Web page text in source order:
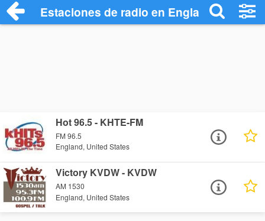
Estaciones de radio en England -
Hot 96.5 - KHTE-FM
FM 96.5
England, United States
Victory KVDW - KVDW
AM 1530
England, United States